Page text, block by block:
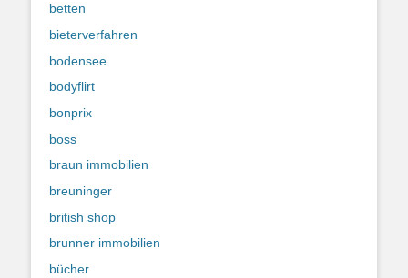
betten
bieterverfahren
bodensee
bodyflirt
bonprix
boss
braun immobilien
breuninger
british shop
brunner immobilien
bücher